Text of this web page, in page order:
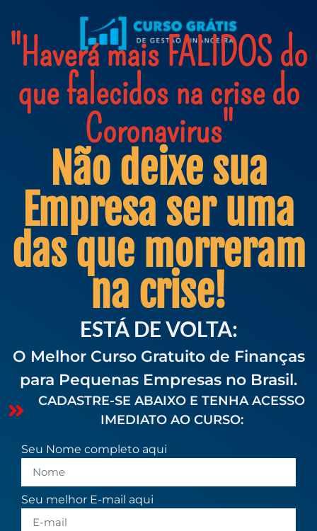
"Haverá mais FALIDOS do
que falecidos na crise do
Coronavirus"
Não deixe sua
Empresa ser uma
das que morreram
na crise!
ESTÁ DE VOLTA:
O Melhor Curso Gratuito de Finanças
para Pequenas Empresas no Brasil.
CADASTRE-SE ABAIXO E TENHA ACESSO
IMEDIATO AO CURSO:
Seu Nome completo aqui
Seu melhor E-mail aqui